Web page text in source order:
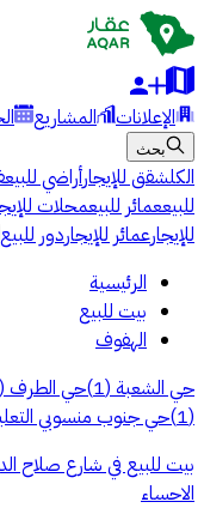
الإعلانات المشاريع
بحث
الكلشقق للإيجارأراضي للبيع
للبيععمائر للبيعمحلات
للإيجارعمائر للإيجاردور للبيع
الرئيسية
بيت للبيع
الهفوف
حي الشعبة(
1
)حي الطرف(
(
1
)حي جنوب منسوبي
بيت للبيع في شارع صلاح
الاحساء